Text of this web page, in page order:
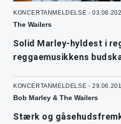
KONCERTANMELDELSE -
The Wailers
Solid Marley-hyldest i
reggaemusikkens
KONCERTANMELDELSE -
Bob Marley & The Wailers
Stærk og